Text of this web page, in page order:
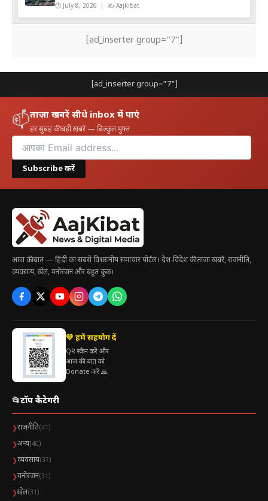
🕐 July 8, 2026 | ✍️ Aajkibat
[ad_inserter group="7"]
[ad_inserter group="7"]
📫ताज़ा खबरें सीधे inbox में पाएं
हर सुबह की बड़ी खबरें — बिल्कुल मुफ़्त
Subscribe करें
आज की बात — हिंदी का सबसे विश्वसनीय समाचार पोर्टल। देश-विदेश की ताज़ा खबरें, राजनीति,
व्यवसाय, खेल, मनोरंजन और बहुत कुछ।
💛 हमें सहयोग दें
QR स्कैन करें और
आज की बात को
Donate करें 🙏
📂टॉप कैटेगरी
❯राजनीति(41)
❯अन्य(40)
❯व्यवसाय(37)
❯मनोरंजन(31)
❯खेल(31)